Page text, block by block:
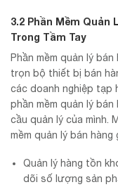
3.2 Phần Mềm Quản
Trong Tầm Tay
Phần mềm quản lý
trọn bộ thiết bị bán
các doanh nghiệp tạp
phần mềm quản lý
cầu quản lý của mình.
mềm quản lý bán hàng
Quản lý hàng tồn
dõi số lượng sản